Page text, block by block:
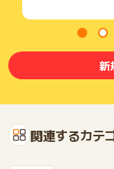
新
関連するカテ